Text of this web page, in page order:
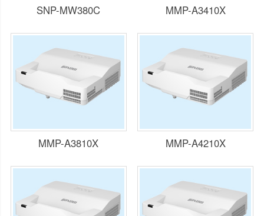
SNP-MW380C MMP-A3410X
MMP-A3810X MMP-A4210X